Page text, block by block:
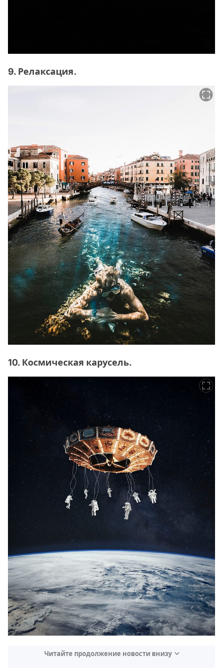
9. Релаксация.
10. Космическая карусель.
Читайте продолжение новости внизу